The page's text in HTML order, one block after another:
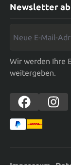
Newsletter
Wir werden Ihre
weitergeben.